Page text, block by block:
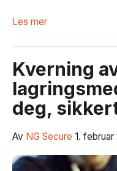
Les mer
Kverning
deg,
Av NG Secure 1. februar